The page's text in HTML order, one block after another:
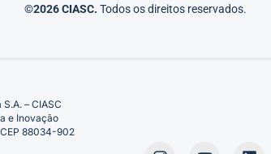
©2026 CIASC. Todos os direitos reservados.
– CIASC
e Inovação
88034-902